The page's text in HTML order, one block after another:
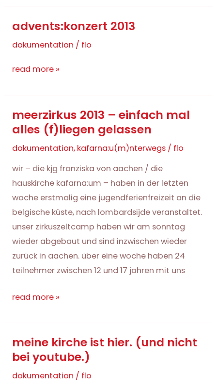
advents:konzert 2013
dokumentation / flo
advents:konzert
read more »
meerzirkus 2013 – einfach mal
alles (f)liegen gelassen
dokumentation, kafarna:u(m)nterwegs / flo
wir – die kjg franziska von aachen / die
hauskirche kafarna:um – haben in der letzten
woche erstmalig eine jugendferienfreizeit an die
belgische küste, nach lombardsijde veranstaltet.
unser zirkuszeltcamp haben wir am sonntag
wieder abgebaut und sind inzwischen wieder
zurück in aachen. über eine woche haben 24
teilnehmer zwischen 12 und 17 jahren mit uns
meerzirkus
einfach
mal
read more »
meine kirche ist hier. (und nicht
bei youtube.)
dokumentation / flo